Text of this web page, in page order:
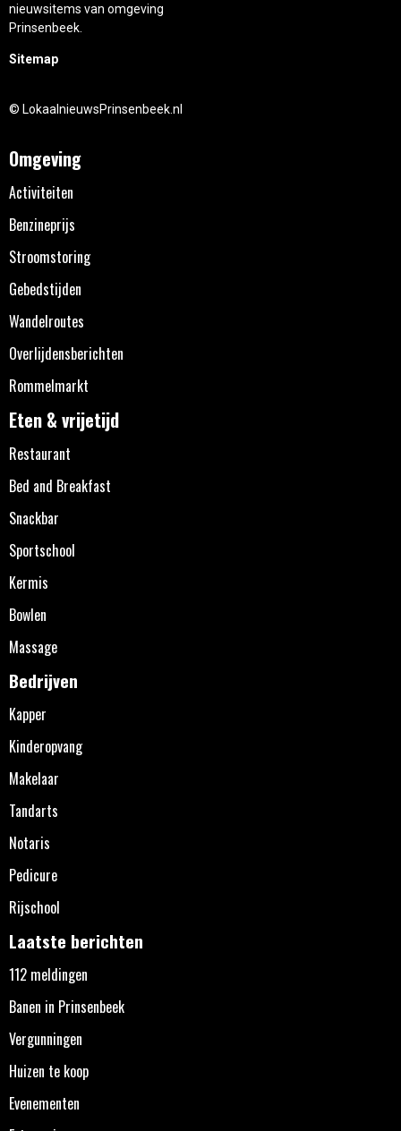
nieuwsitems van omgeving
Prinsenbeek.
Sitemap
© LokaalnieuwsPrinsenbeek.nl
Omgeving
Activiteiten
Benzineprijs
Stroomstoring
Gebedstijden
Wandelroutes
Overlijdensberichten
Rommelmarkt
Eten & vrijetijd
Restaurant
Bed and Breakfast
Snackbar
Sportschool
Kermis
Bowlen
Massage
Bedrijven
Kapper
Kinderopvang
Makelaar
Tandarts
Notaris
Pedicure
Rijschool
Laatste berichten
112 meldingen
Banen in Prinsenbeek
Vergunningen
Huizen te koop
Evenementen